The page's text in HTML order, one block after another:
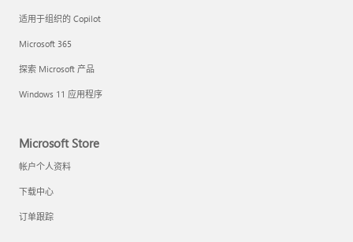
适用于组织的 Copilot
Microsoft 365
探索 Microsoft 产品
Windows 11 应用程序
Microsoft Store
帐户个人资料
下载中心
订单跟踪